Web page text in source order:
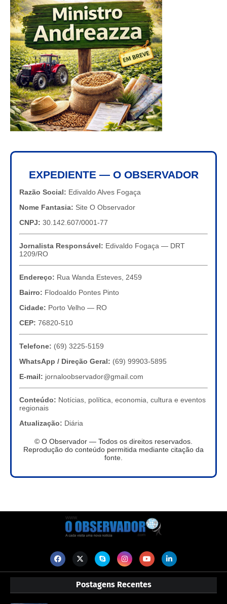
EXPEDIENTE — O OBSERVADOR
Razão Social: Edivaldo Alves Fogaça
Nome Fantasia: Site O Observador
CNPJ: 30.142.607/0001-77
Jornalista Responsável: Edivaldo Fogaça — DRT
1209/RO
Endereço: Rua Wanda Esteves, 2459
Bairro: Flodoaldo Pontes Pinto
Cidade: Porto Velho — RO
CEP: 76820-510
Telefone: (69) 3225-5159
WhatsApp / Direção Geral: (69) 99903-5895
E-mail: jornaloobservador@gmail.com
Conteúdo: Notícias, política, economia, cultura e eventos
regionais
Atualização: Diária
© O Observador — Todos os direitos reservados.
Reprodução do conteúdo permitida mediante citação da
fonte.
Postagens Recentes